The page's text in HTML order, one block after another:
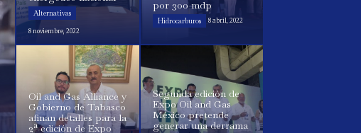
Alternativas
8 noviembre, 2022
por 300 mdp
Hidrocarburos 8 abril, 2022
Oil and Gas Alliance y
Gobierno de Tabasco
afinan detalles para la
2ª edición de Expo
Segunda edición de
Expo Oil and Gas
México pretende
generar una derrama